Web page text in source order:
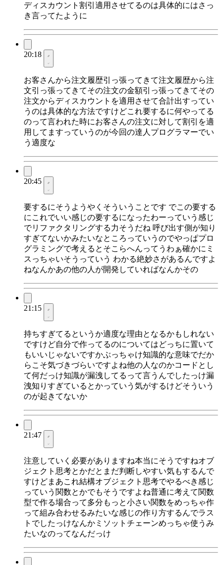
ディスカウント割引適用させてるのは具体的にはさっ
き言ってたように
20:18
お客さんから注文履歴引っ張ってきて注文履歴から注
文引っ張ってきてその注文の金額引っ張ってきてその
注文からディスカウントを適用させて合計出すってい
うのは具体的な方法ですけどこれ要するに何やってる
のって言われた時にお客さんの注文に対して割引を適
用してますっていうのが今回の達人プログラマーでい
う適度な
20:45
要するにそうようやくそういうことです でこの要する
にこれでいい感じの要するになったわーっていう感じ
でリファクタリングする力そうだね 呼び出す側が知り
すぎてないかみたいなところっていうのでやっぱプロ
グラミングで考えるとそこらへんってうわぁ確かにミ
スっちゃいそうっていう わかる絶妙さがあるんですよ
ねなんかあの他の人が開発していればなんかその
21:15
持ちすぎてるというか適度な理由となるかもしれない
ですけど自分で作ってるのについてはどっちに置いて
もいいじゃないですかぶっちゃけ知識的な意味でだか
らこそ気づきづらいですよね他の人なのかコードとし
て何だっけ知識が漏洩してるって言うんでしたっけ漏
洩知りすぎているとかっていう気がするけどそういう
のが起きてないか
21:47
注意していく必要がありますね本当にそうですねオブ
ジェクト思考とかだとまだ判断しやすい気もするんで
すけどまあこれ結構オブジェクト思考でやるべき感じ
っていう関数とかでもそうですよね普通に考えて関数
型で作る場合って多分もっと小さい関数をめっちゃ作
って組み合わせるみたいな感じの作り方するんでラス
トでしたっけなんかミソットチェーンめっちゃ使うみ
たいなのってなんだっけ